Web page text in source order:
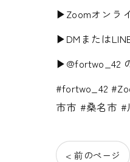
▶Zoomオンラ
▶DMまたは
▶@fortwo_42
#fortwo_42
市市 #桑名市
< 前のページ